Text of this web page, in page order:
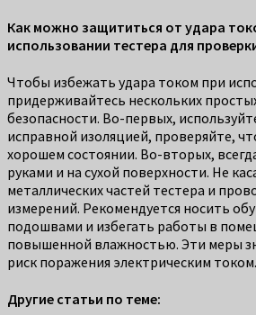
Как можно защититься от удара
использовании тестера для
Чтобы избежать удара током при
придерживайтесь нескольких
безопасности. Во-первых,
исправной изоляцией, проверяйте,
хорошем состоянии. Во-вторых,
руками и на сухой поверхности. Не
металлических частей тестера и
измерений. Рекомендуется носить
подошвами и избегать работы в
повышенной влажностью. Эти меры
риск поражения электрическим током.
Другие статьи по теме: